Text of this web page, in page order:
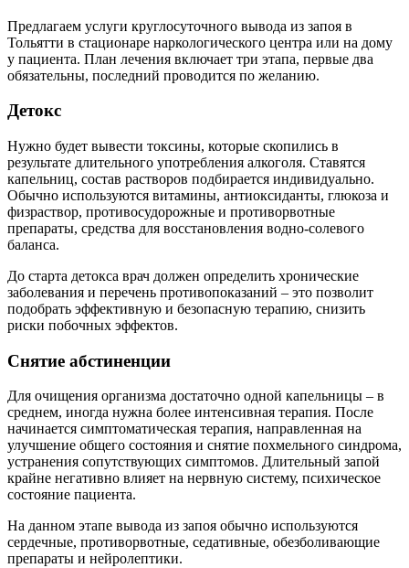
Предлагаем услуги круглосуточного вывода из запоя в
Тольятти в стационаре наркологического центра или на дому
у пациента. План лечения включает три этапа, первые два
обязательны, последний проводится по желанию.
Детокс
Нужно будет вывести токсины, которые скопились в
результате длительного употребления алкоголя. Ставятся
капельниц, состав растворов подбирается индивидуально.
Обычно используются витамины, антиоксиданты, глюкоза и
физраствор, противосудорожные и противорвотные
препараты, средства для восстановления водно-солевого
баланса.
До старта детокса врач должен определить хронические
заболевания и перечень противопоказаний – это позволит
подобрать эффективную и безопасную терапию, снизить
риски побочных эффектов.
Снятие абстиненции
Для очищения организма достаточно одной капельницы – в
среднем, иногда нужна более интенсивная терапия. После
начинается симптоматическая терапия, направленная на
улучшение общего состояния и снятие похмельного синдрома,
устранения сопутствующих симптомов. Длительный запой
крайне негативно влияет на нервную систему, психическое
состояние пациента.
На данном этапе вывода из запоя обычно используются
сердечные, противорвотные, седативные, обезболивающие
препараты и нейролептики.